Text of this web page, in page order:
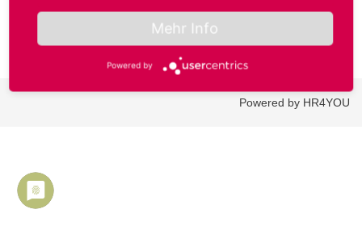
Powered by HR4YOU
Mehr Info
Powered by